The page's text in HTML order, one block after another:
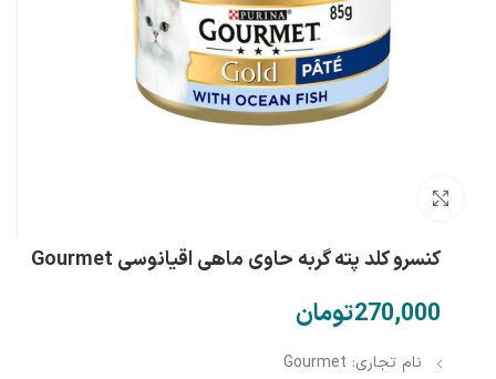
کنسرو کلد پته گربه حاوی ماهی اقیانوسی Gourmet
تومان
نام تجاری: Gourmet